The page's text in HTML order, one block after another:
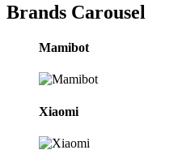
Brands Carousel
Mamibot
Xiaomi